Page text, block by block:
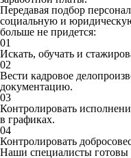
Передавая подбор
социальную и
больше не придется:
01
Искать, обучать и
02
Вести кадровое
документацию.
03
Контролировать
в графиках.
04
Контролировать
Наши специалисты готовы